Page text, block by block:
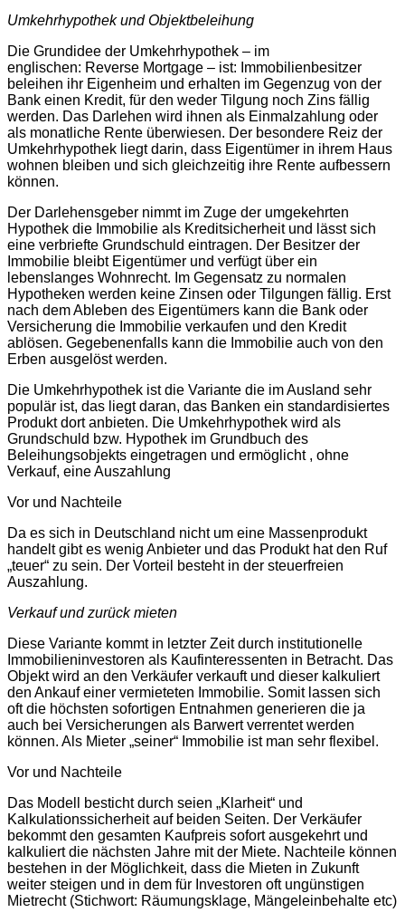
Umkehrhypothek und Objektbeleihung
Die Grundidee der Umkehrhypothek – im
englischen: Reverse Mortgage – ist: Immobilienbesitzer
beleihen ihr Eigenheim und erhalten im Gegenzug von der
Bank einen Kredit, für den weder Tilgung noch Zins fällig
werden. Das Darlehen wird ihnen als Einmalzahlung oder
als monatliche Rente überwiesen. Der besondere Reiz der
Umkehrhypothek liegt darin, dass Eigentümer in ihrem Haus
wohnen bleiben und sich gleichzeitig ihre Rente aufbessern
können.
Der Darlehensgeber nimmt im Zuge der umgekehrten
Hypothek die Immobilie als Kreditsicherheit und lässt sich
eine verbriefte Grundschuld eintragen. Der Besitzer der
Immobilie bleibt Eigentümer und verfügt über ein
lebenslanges Wohnrecht. Im Gegensatz zu normalen
Hypotheken werden keine Zinsen oder Tilgungen fällig. Erst
nach dem Ableben des Eigentümers kann die Bank oder
Versicherung die Immobilie verkaufen und den Kredit
ablösen. Gegebenenfalls kann die Immobilie auch von den
Erben ausgelöst werden.
Die Umkehrhypothek ist die Variante die im Ausland sehr
populär ist, das liegt daran, das Banken ein standardisiertes
Produkt dort anbieten. Die Umkehrhypothek wird als
Grundschuld bzw. Hypothek im Grundbuch des
Beleihungsobjekts eingetragen und ermöglicht , ohne
Verkauf, eine Auszahlung
Vor und Nachteile
Da es sich in Deutschland nicht um eine Massenprodukt
handelt gibt es wenig Anbieter und das Produkt hat den Ruf
„teuer“ zu sein. Der Vorteil besteht in der steuerfreien
Auszahlung.
Verkauf und zurück mieten
Diese Variante kommt in letzter Zeit durch institutionelle
Immobilieninvestoren als Kaufinteressenten in Betracht. Das
Objekt wird an den Verkäufer verkauft und dieser kalkuliert
den Ankauf einer vermieteten Immobilie. Somit lassen sich
oft die höchsten sofortigen Entnahmen generieren die ja
auch bei Versicherungen als Barwert verrentet werden
können. Als Mieter „seiner“ Immobilie ist man sehr flexibel.
Vor und Nachteile
Das Modell besticht durch seien „Klarheit“ und
Kalkulationssicherheit auf beiden Seiten. Der Verkäufer
bekommt den gesamten Kaufpreis sofort ausgekehrt und
kalkuliert die nächsten Jahre mit der Miete. Nachteile können
bestehen in der Möglichkeit, dass die Mieten in Zukunft
weiter steigen und in dem für Investoren oft ungünstigen
Mietrecht (Stichwort: Räumungsklage, Mängeleinbehalte etc)